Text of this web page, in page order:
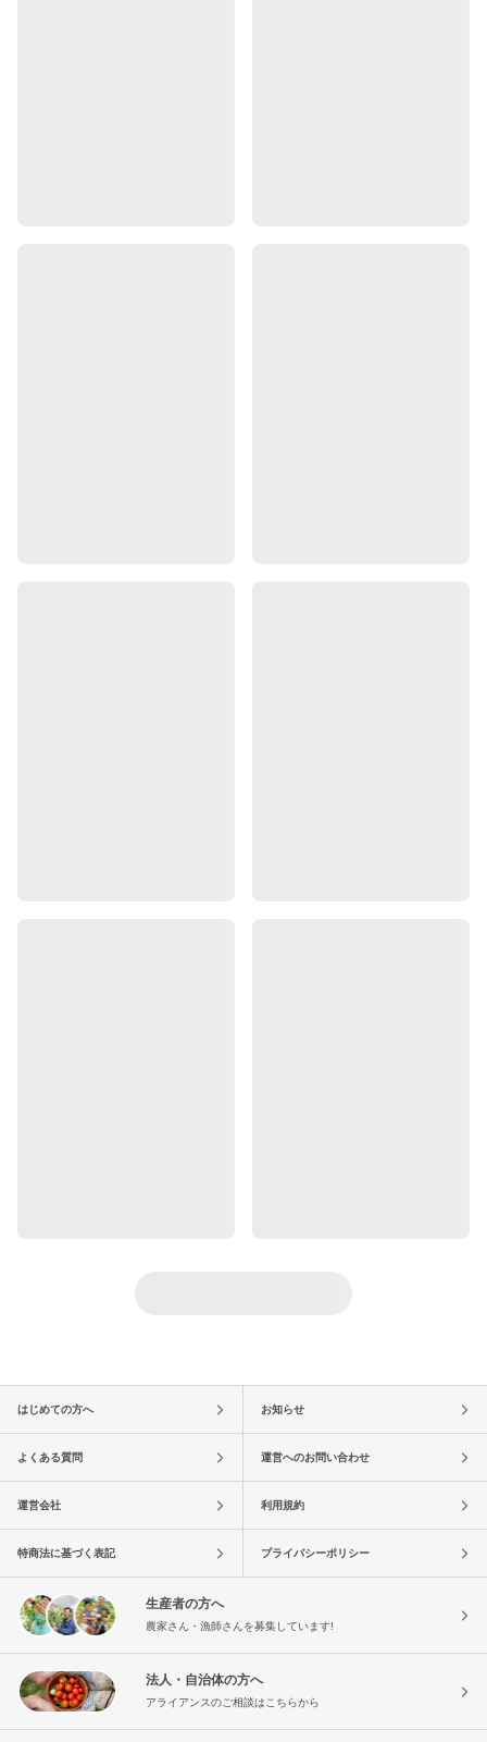
はじめての方へ お知らせ
よくある質問 運営へのお問い合わせ
運営会社 利用規約
特商法に基づく表記 プライバシーポリシー
生産者の方へ
農家さん・漁師さんを募集しています!
法人・自治体の方へ
アライアンスのご相談はこちらから